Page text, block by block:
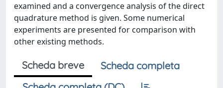
examined and a convergence analysis of the direct
quadrature method is given. Some numerical
experiments are presented for comparison with
other existing methods.
Scheda breve
Scheda completa